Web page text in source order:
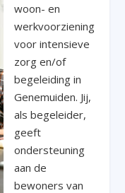
woon- en
werkvoorziening
voor intensieve
zorg en/of
begeleiding in
Genemuiden. Jij,
als begeleider,
geeft
ondersteuning
aan de
bewoners van